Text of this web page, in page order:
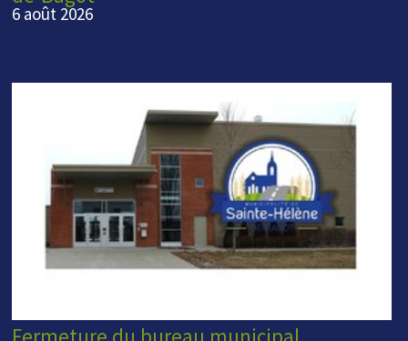
6 août 2026
Fermeture du bureau municipal